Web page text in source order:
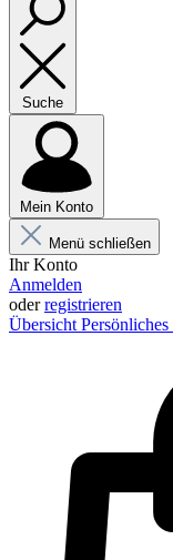
Suche
Mein Konto
Menü schließen
Ihr Konto
Anmelden
oderregistrieren
Übersicht